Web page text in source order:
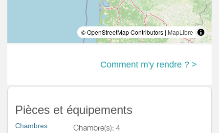
© OpenStreetMap Contributors | MapLibre
Comment m'y rendre ? >
Pièces et équipements
Chambres
Chambre(s): 4